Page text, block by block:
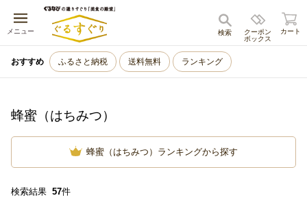
メニュー
キャンセル
クーポン
ボックス
検索 カート
おすすめ ふるさと納税 送料無料 ランキング
蜂蜜（はちみつ）
蜂蜜（はちみつ）ランキングから探す
検索結果 57件